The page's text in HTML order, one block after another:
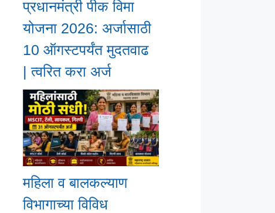
प्रधानमंत्री पीक विमा
योजना 2026: अर्जासाठी
10 ऑगस्टपर्यंत मुदतवाढ
| त्वरित करा अर्ज
महिला व बालकल्याण
विभागाच्या विविध